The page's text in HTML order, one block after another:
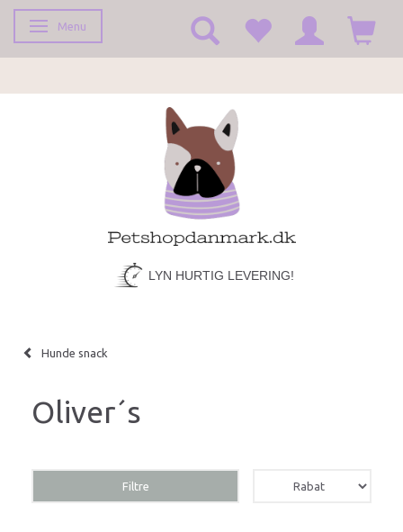
Skifte navigation
Menu
LYN HURTIG LEVERING!
Hunde snack
Oliver´s
Filtre